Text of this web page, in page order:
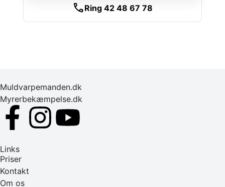
callRing 42 48 67 78
Muldvarpemanden.dk
Myrerbekæmpelse.dk
Links
Priser
Kontakt
Om os